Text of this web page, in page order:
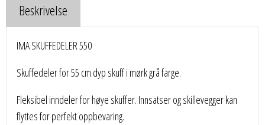
Beskrivelse
IMA SKUFFEDELER 550
Skuffedeler for 55 cm dyp skuff i mørk grå farge.
Fleksibel inndeler for høye skuffer. Innsatser og skillevegger kan
flyttes for perfekt oppbevaring.